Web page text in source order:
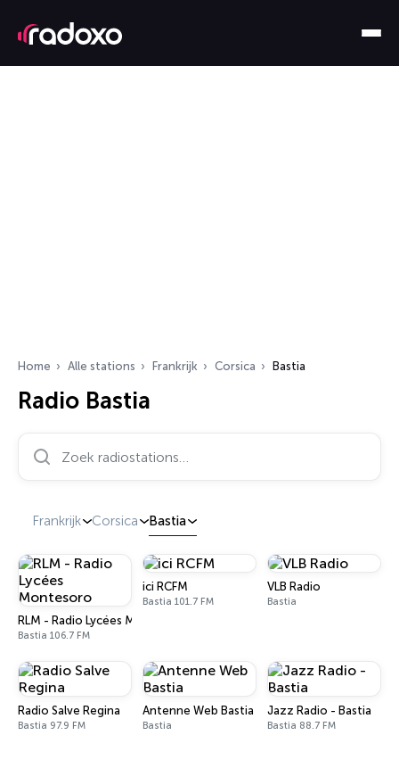
Home Alle stations Frankrijk Corsica Bastia
Radio Bastia
Zoek radiostations…
Frankrijk Corsica Bastia
RLM - Radio Lycées Montesoro
Bastia 106.7 FM
ici RCFM
Bastia 101.7 FM
VLB Radio
Bastia
Radio Salve Regina
Bastia 97.9 FM
Antenne Web Bastia
Bastia
Jazz Radio - Bastia
Bastia 88.7 FM